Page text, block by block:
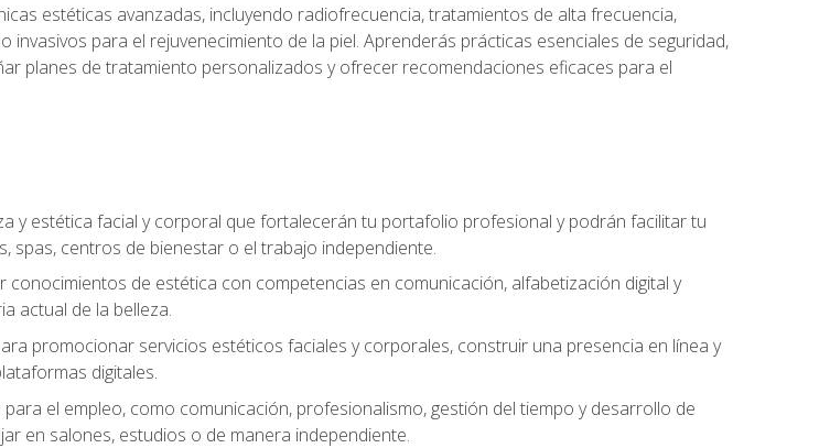
estéticas avanzadas, incluyendo radiofrecuencia, tratamientos de alta frecuencia,
para el rejuvenecimiento de la piel. Aprenderás prácticas esenciales de seguridad,
planes de tratamiento personalizados y ofrecer recomendaciones eficaces para el
y estética facial y corporal que fortalecerán tu portafolio profesional y podrán facilitar tu
spas, centros de bienestar o el trabajo independiente.
de estética con competencias en comunicación, alfabetización digital y
actual de la belleza.
promocionar servicios estéticos faciales y corporales, construir una presencia en línea y
digitales.
el empleo, como comunicación, profesionalismo, gestión del tiempo y desarrollo de
en salones, estudios o de manera independiente.